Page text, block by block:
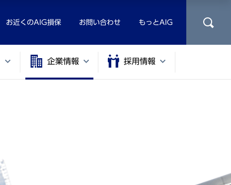
お近くのAIG損保 お問い合わせ もっとAIG
企業情報 採用情報